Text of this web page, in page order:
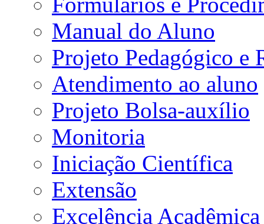
Manual do Aluno
Projeto Pedagógico e
Atendimento ao aluno
Projeto Bolsa-auxílio
Monitoria
Iniciação Científica
Extensão
Excelência Acadêmica